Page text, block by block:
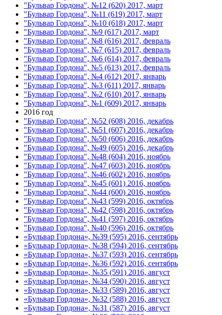
"Бульвар Гордона", №12 (620) 2017, март
"Бульвар Гордона", №11 (619) 2017, март
"Бульвар Гордона", №10 (618) 2017, март
"Бульвар Гордона", №9 (617) 2017, март
"Бульвар Гордона", №8 (616) 2017, февраль
"Бульвар Гордона", №7 (615) 2017, февраль
"Бульвар Гордона", №6 (614) 2017, февраль
"Бульвар Гордона", №5 (613) 2017, февраль
"Бульвар Гордона", №4 (612) 2017, январь
"Бульвар Гордона", №3 (611) 2017, январь
"Бульвар Гордона", №2 (610) 2017, январь
"Бульвар Гордона", №1 (609) 2017, январь
2016 год
"Бульвар Гордона", №52 (608) 2016, декабрь
"Бульвар Гордона", №51 (607) 2016, декабрь
"Бульвар Гордона", №50 (606) 2016, декабрь
"Бульвар Гордона", №49 (605) 2016, декабрь
"Бульвар Гордона", №48 (604) 2016, ноябрь
"Бульвар Гордона", №47 (603) 2016, ноябрь
"Бульвар Гордона", №46 (602) 2016, ноябрь
"Бульвар Гордона", №45 (601) 2016, ноябрь
"Бульвар Гордона", №44 (600) 2016, ноябрь
"Бульвар Гордона", №43 (599) 2016, октябрь
"Бульвар Гордона", №42 (598) 2016, октябрь
"Бульвар Гордона", №41 (597) 2016, октябрь
"Бульвар Гордона", №40 (596) 2016, октябрь
«Бульвар Гордона», №39 (595) 2016, сентябрь
«Бульвар Гордона», №38 (594) 2016, сентябрь
«Бульвар Гордона», №37 (593) 2016, сентябрь
«Бульвар Гордона», №36 (592) 2016, сентябрь
«Бульвар Гордона», №35 (591) 2016, август
«Бульвар Гордона», №34 (590) 2016, август
«Бульвар Гордона», №33 (589) 2016, август
«Бульвар Гордона», №32 (588) 2016, август
«Бульвар Гордона», №31 (587) 2016, август